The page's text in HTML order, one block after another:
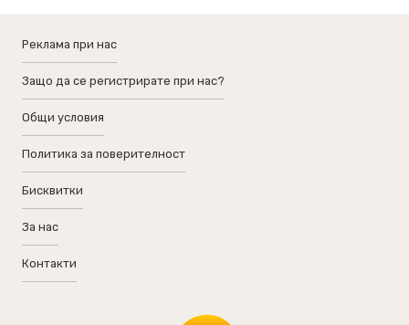
Реклама при нас
Защо да се регистрирате при нас?
Общи условия
Политика за поверителност
Бисквитки
За нас
Контакти